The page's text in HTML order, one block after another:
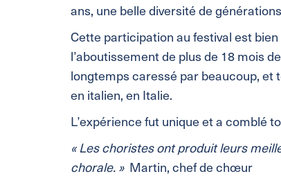
ans, une belle diversité de
Cette participation au festival est
l’aboutissement de plus de 18 mois
longtemps caressé par beaucoup,
en italien, en Italie.
L’expérience fut unique et a comblé
« Les choristes ont produit leurs
chorale. » Martin, chef de chœur